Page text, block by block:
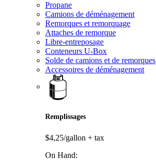
Propane
Camions de déménagement
Remorques et remorquage
Attaches de remorque
Libre-entreposage
Conteneurs U-Box
Solde de camions et de remorques
Accessoires de déménagement
Remplissages
$4,25/gallon + tax
On Hand: